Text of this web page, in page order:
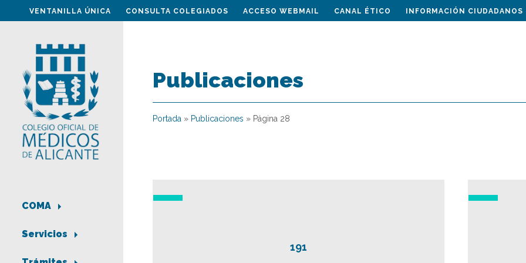
VENTANILLA ÚNICA CONSULTA COLEGIADOS ACCESO WEBMAIL CANAL ÉTICO INFORMACIÓN CIUDADANOS
COMA
Servicios
Publicaciones
Portada » Publicaciones » Página 28
191